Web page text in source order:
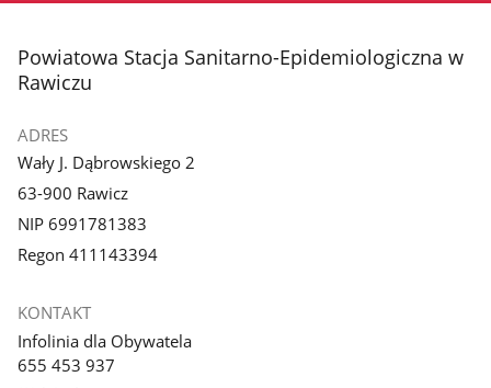
stopka
Powiatowa Stacja Sanitarno-Epidemiologiczna w
Rawiczu
ADRES
Wały J. Dąbrowskiego 2
63-900 Rawicz
NIP 6991781383
Regon 411143394
KONTAKT
Infolinia dla Obywatela
655 453 937